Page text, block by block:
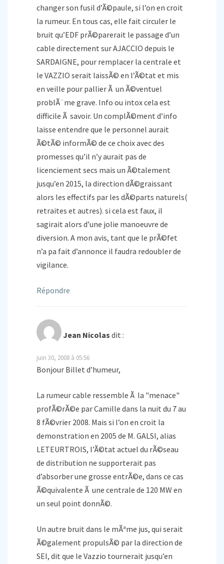
changer son fusil d’Ã©paule, si l’on en croit
la rumeur. En tous cas, elle fait circuler le
bruit qu’EDF prÃ©parerait le passage d’un
cable directement sur AJACCIO depuis le
SARDAIGNE, pour remplacer la centrale et
le VAZZIO serait laissÃ© en l’Ã©tat et mis
en veille pour pallier Ã un Ã©ventuel
problÃ¨me grave. Info ou intox cela est
difficile Ã savoir. Un complÃ©ment d’info
laisse entendre que le personnel aurait
Ã©tÃ© informÃ© de ce choix avec des
promesses qu’il n’y aurait pas de
licenciement secs mais un Ã©talement
jusqu’en 2015, la direction dÃ©graissant
alors les effectifs par les dÃ©parts naturels(
retraites et autres). si cela est faux, il
sagirait alors d’une jolie manoeuvre de
diversion. A mon avis, tant que le prÃ©fet
n’a pa fait d’annonce il faudra redoubler de
vigilance.
Répondre
Jean Nicolas dit :
juin 30, 2008 à 05:56
Bonjour Billet d’humeur,
La rumeur cable ressemble Ã la "menace"
profÃ©rÃ©e par Camille dans la nuit du 7 au
8 fÃ©vrier 2008. Mais si l’on en croit la
demonstration en 2005 de M. GALSI, alias
LETEURTROIS, l’Ã©tat actuel du rÃ©seau
de distribution ne supporterait pas
d’absorber une grosse entrÃ©e, dans ce cas
Ã©quivalente Ã une centrale de 120 MW en
un seul point donnÃ©.
Un autre bruit dans le mÃªme jus, qui serait
Ã©galement propulsÃ© par la direction de
SEI, dit que le Vazzio tournerait jusqu’en